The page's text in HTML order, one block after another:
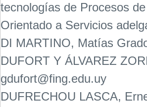
tecnologías de Procesos
Orientado a Servicios
DI MARTINO, Matías
DUFORT Y ÁLVAREZ
gdufort@fing.edu.uy
DUFRECHOU LASCA,